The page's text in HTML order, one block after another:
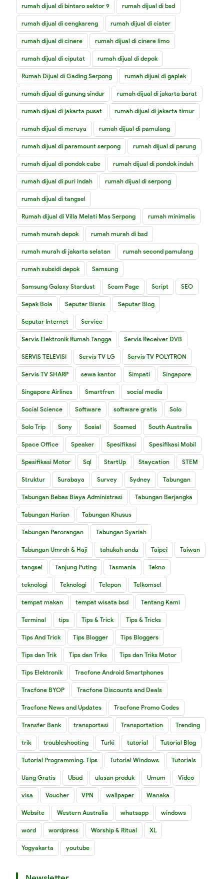
rumah dijual di bintaro sektor 9 rumah dijual di bsd
rumah dijual di cengkareng rumah dijual di ciater
rumah dijual di cinere rumah dijual di cinere limo
rumah dijual di ciputat rumah dijual di depok
Rumah Dijual di Gading Serpong rumah dijual di gaplek
rumah dijual di gunung sindur rumah dijual di jakarta barat
rumah dijual di jakarta pusat rumah dijual di jakarta timur
rumah dijual di meruya rumah dijual di pamulang
rumah dijual di paramount serpong rumah dijual di parung
rumah dijual di pondok cabe rumah dijual di pondok indah
rumah dijual di puri indah rumah dijual di serpong
rumah dijual di tangsel
Rumah dijual di Villa Melati Mas Serpong rumah minimalis
rumah murah depok rumah murah di bsd
rumah murah di jakarta selatan rumah second pamulang
rumah subsidi depok Samsung
Samsung Galaxy Stardust Scam Page Script SEO
Sepak Bola Seputar Bisnis Seputar Blog
Seputar Internet Service
Servis Elektronik Rumah Tangga Servis Receiver DVB
SERVIS TELEVISI Servis TV LG Servis TV POLYTRON
Servis TV SHARP sewa kantor Simpati Singapore
Singapore Airlines Smartfren social media
Social Science Software software gratis Solo
Solo Trip Sony Sosial Sosmed South Australia
Space Office Speaker Spesifikasi Spesifikasi Mobil
Spesifikasi Motor Sql StartUp Staycation STEM
Struktur Surabaya Survey Sydney Tabungan
Tabungan Bebas Biaya Administrasi Tabungan Berjangka
Tabungan Harian Tabungan Khusus
Tabungan Perorangan Tabungan Syariah
Tabungan Umroh & Haji tahukah anda Taipei Taiwan
tangsel Tanjung Puting Tasmania Tekno
teknologi Teknologi Telepon Telkomsel
tempat makan tempat wisata bsd Tentang Kami
Terminal tips Tips & Trick Tips & Tricks
Tips And Trick Tips Blogger Tips Bloggers
Tips dan Trik Tips dan Triks Tips dan Triks Motor
Tips Elektronik Tracfone Android Smartphones
Tracfone BYOP Tracfone Discounts and Deals
Tracfone News and Updates Tracfone Promo Codes
Transfer Bank transportasi Transportation Trending
trik troubleshooting Turki tutorial Tutorial Blog
Tutorial Programming. Tips Tutorial Windows Tutorials
Uang Gratis Ubud ulasan produk Umum Video
visa Voucher VPN wallpaper Wanaka
Website Western Australia whatsapp windows
word wordpress Worship & Ritual XL
Yogyakarta youtube